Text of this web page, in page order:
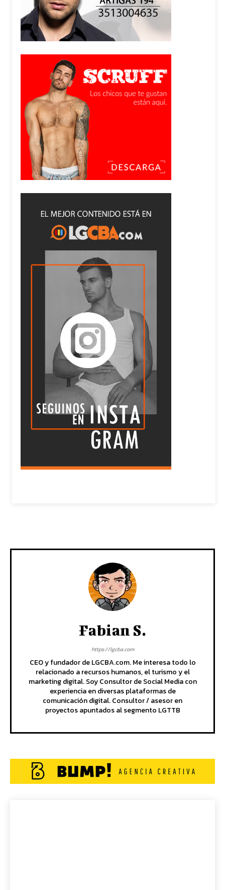
Fabian S.
https://lgcba.com
CEO y fundador de LGCBA.com. Me interesa todo lo
relacionado a recursos humanos, el turismo y el
marketing digital. Soy Consultor de Social Media con
experiencia en diversas plataformas de
comunicación digital. Consultor / asesor en
proyectos apuntados al segmento LGTTB